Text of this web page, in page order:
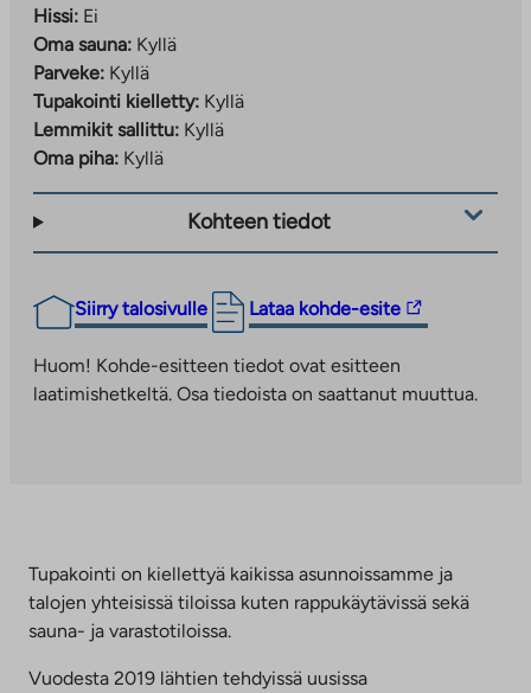
Hissi: Ei
Oma sauna: Kyllä
Parveke: Kyllä
Tupakointi kielletty: Kyllä
Lemmikit sallittu: Kyllä
Oma piha: Kyllä
Kohteen tiedot
Siirry talosivulle Lataa kohde-esite
Linkki
vie
ulkopuoliseen
palveluun.
Huom! Kohde-esitteen tiedot ovat esitteen
laatimishetkeltä. Osa tiedoista on saattanut muuttua.
Tupakointi on kiellettyä kaikissa asunnoissamme ja
talojen yhteisissä tiloissa kuten rappukäytävissä sekä
sauna- ja varastotiloissa.
Vuodesta 2019 lähtien tehdyissä uusissa